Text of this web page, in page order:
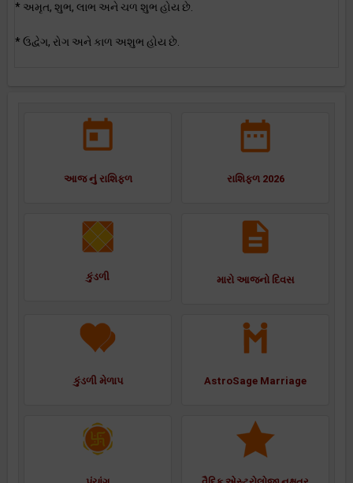
* અમૃત, શુભ, લાભ અને ચળ શુભ હોય છે.
* ઉદ્વેગ, રોગ અને કાળ અશુભ હોય છે.
આજ નું રાશિફળ રાશિફળ 2026
કુંડળી મારો આજનો દિવસ
કુંડળી મેળાપ AstroSage Marriage